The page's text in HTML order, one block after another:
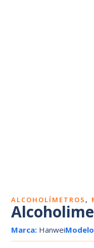
ALCOHOLÍMETROS ,
Marca: Hanwei